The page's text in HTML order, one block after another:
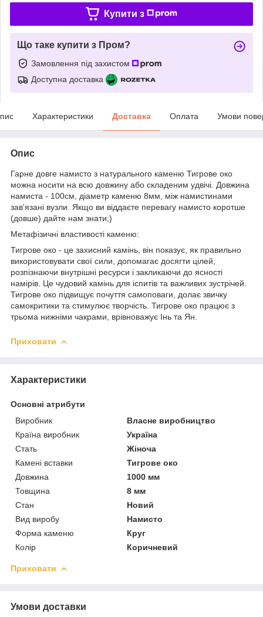
Купити з
Що таке купити з Пром?
Замовлення під захистом
Доступна доставка
Характеристики Доставка Оплата Умови
Опис
Гарне довге намисто з натурального каменю Тигрове око
можна носити на всю довжину або складеним удвічі. Довжина
намиста - 100см, діаметр каменю 8мм, між намистинами
зав'язані вузли. Якщо ви віддаєте перевагу намисто коротше
(довше) дайте нам знати;)
Метафізичні властивості каменю:
Тигрове око - це захисний камінь, він показує, як правильно
використовувати свої сили, допомагає досягти цілей,
розпізнаючи внутрішні ресурси і закликаючи до ясності
намірів. Це чудовий камінь для іспитів та важливих зустрічей.
Тигрове око підвищує почуття самоповаги, долає звичку
самокритики та стимулює творчість. Тигрове око працює з
трьома нижніми чакрами, врівноважує Інь та Ян.
Приховати
Характеристики
Основні атрибути
Виробник
Власне виробництво
Країна виробник
Україна
Стать
Жіноча
Камені вставки
Тигрове око
Довжина
1000 мм
Товщина
8 мм
Стан
Новий
Вид виробу
Намисто
Форма каменю
Круг
Колір
Коричневий
Приховати
Умови доставки